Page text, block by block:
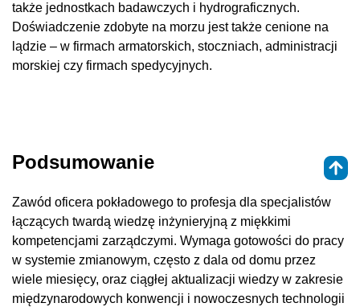
także jednostkach badawczych i hydrograficznych.
Doświadczenie zdobyte na morzu jest także cenione na
lądzie – w firmach armatorskich, stoczniach, administracji
morskiej czy firmach spedycyjnych.
Podsumowanie
Zawód oficera pokładowego to profesja dla specjalistów
łączących twardą wiedzę inżynieryjną z miękkimi
kompetencjami zarządczymi. Wymaga gotowości do pracy
w systemie zmianowym, często z dala od domu przez
wiele miesięcy, oraz ciągłej aktualizacji wiedzy w zakresie
międzynarodowych konwencji i nowoczesnych technologii